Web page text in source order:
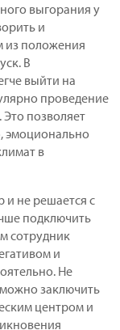
выгорания у
и
из положения
В
выйти на
проведение
позволяет
эмоционально
в
и не решается с
подключить
сотрудник
и
Не
заключить
центром и